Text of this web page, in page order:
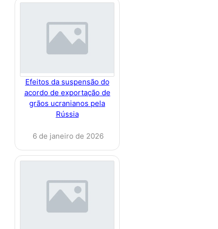
Efeitos da suspensão do
acordo de exportação de
grãos ucranianos pela
Rússia
6 de janeiro de 2026